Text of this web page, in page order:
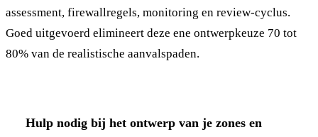
assessment, firewallregels, monitoring en review-cyclus.
Goed uitgevoerd elimineert deze ene ontwerpkeuze 70 tot
80% van de realistische aanvalspaden.
Hulp nodig bij het ontwerp van je zones en